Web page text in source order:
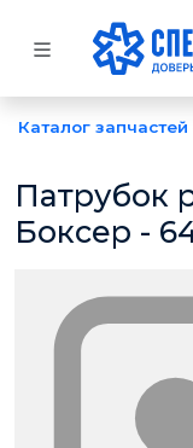
Каталог запчастей
Патрубок
Боксер -